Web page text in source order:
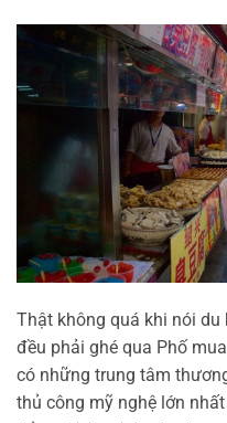
Thật không quá khi nói du
đều phải ghé qua Phố
có những trung tâm
thủ công mỹ nghệ lớn